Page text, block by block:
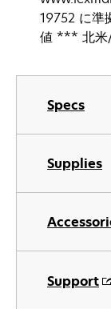
Specs
Supplies
Support
19752 に準
値 *** 北米/